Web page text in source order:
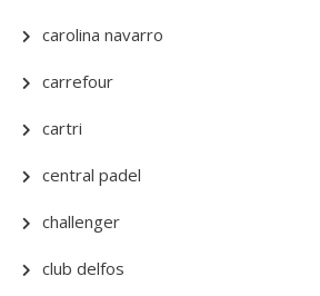
carolina navarro
carrefour
cartri
central padel
challenger
club delfos